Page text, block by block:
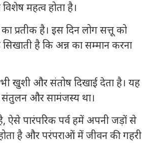
महत्व होता है।
है। इस दिन लोग सत्तू को
है कि अन्न का सम्मान करना
भी खुशी और संतोष दिखाई देता है। यह
संतुलन और सामंजस्य था।
पारंपरिक पर्व हमें अपनी जड़ों से
है और परंपराओं में जीवन की गहरी